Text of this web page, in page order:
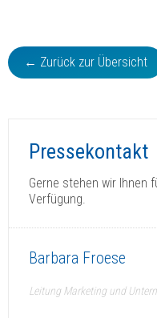
Pressekontakt
Gerne stehen wir Ihnen
Verfügung.
Barbara Froese
Leitung Marketing und
← Zurück zur Übersicht